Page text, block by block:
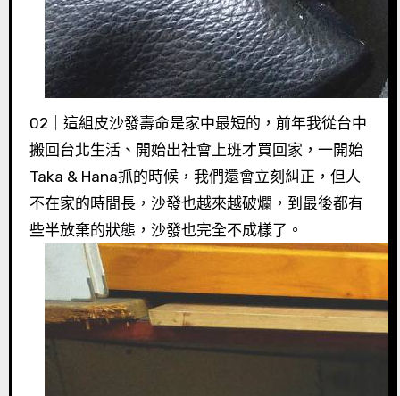
02｜這組皮沙發壽命是家中最短的，前年我從台中
搬回台北生活、開始出社會上班才買回家，一開始
Taka & Hana抓的時候，我們還會立刻糾正，但人
不在家的時間長，沙發也越來越破爛，到最後都有
些半放棄的狀態，沙發也完全不成樣了。